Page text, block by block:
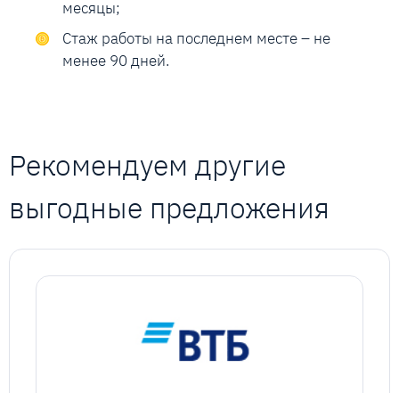
месяцы;
Стаж работы на последнем месте – не
менее 90 дней.
Рекомендуем другие
выгодные предложения